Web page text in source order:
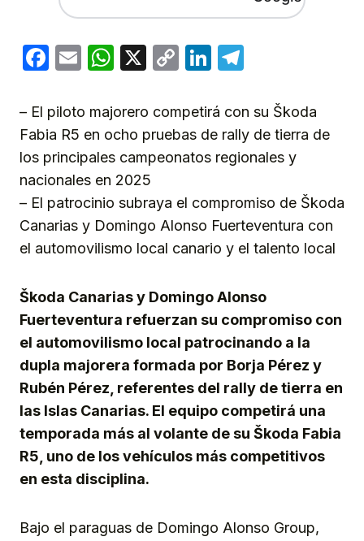
Facebook
EmailWhatsApp
X
CopyLinkedIn
– El piloto majorero competirá con su Škoda
Fabia R5 en ocho pruebas de rally de tierra de
los principales campeonatos regionales y
nacionales en 2025
– El patrocinio subraya el compromiso de Škoda
Canarias y Domingo Alonso Fuerteventura con
el automovilismo local canario y el talento local
Škoda Canarias y Domingo Alonso
Fuerteventura refuerzan su compromiso con
el automovilismo local patrocinando a la
dupla majorera formada por Borja Pérez y
Rubén Pérez, referentes del rally de tierra en
las Islas Canarias. El equipo competirá una
temporada más al volante de su Škoda Fabia
R5, uno de los vehículos más competitivos
en esta disciplina.
Bajo el paraguas de Domingo Alonso Group,